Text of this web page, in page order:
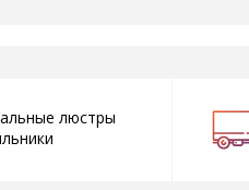
люстры